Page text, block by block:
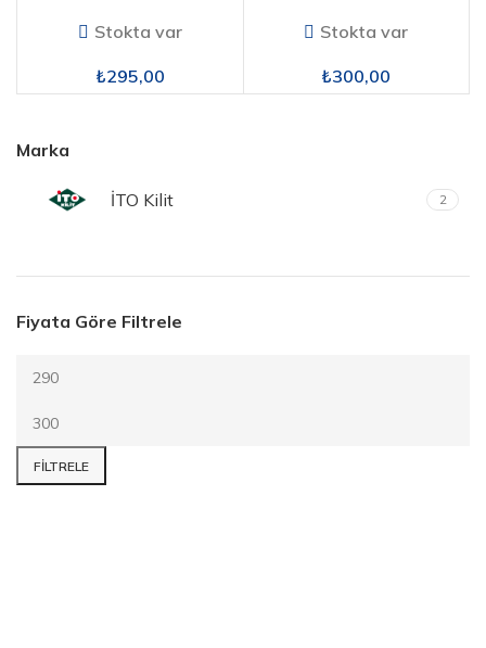
Marka
İTO Kilit 2
Fiyata Göre Filtrele
FILTRELE
Stokta var
₺295,00
Stokta var
₺300,00